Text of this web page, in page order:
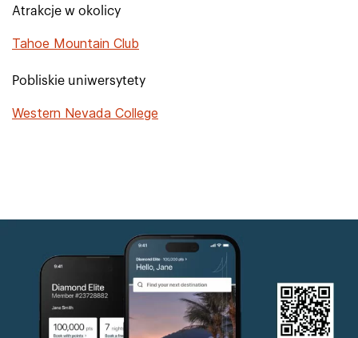
Atrakcje w okolicy
Tahoe Mountain Club
Pobliskie uniwersytety
Western Nevada College